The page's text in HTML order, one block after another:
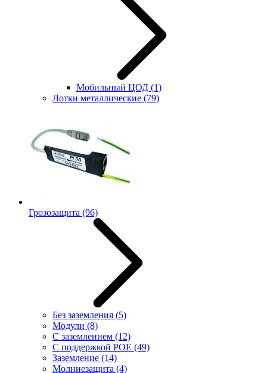
Мобильный ЦОД (1)
Лотки металлические (79)
Грозозащита (96)
Без заземления (5)
Модули (8)
С заземлением (12)
С поддержкой POE (49)
Заземление (14)
Молниезащита (4)